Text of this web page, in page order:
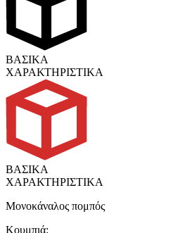
ΒΑΣΙΚΑ
ΧΑΡΑΚΤΗΡΙΣΤΙΚΑ
ΒΑΣΙΚΑ
ΧΑΡΑΚΤΗΡΙΣΤΙΚΑ
Μονοκάναλος πομπός
Κουμπιά: